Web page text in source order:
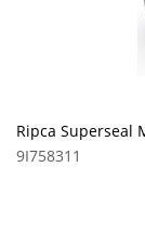
Ripca Superseal
9I758311